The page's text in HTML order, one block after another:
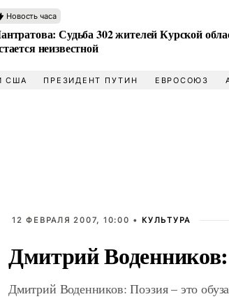
Новость часа
Судьба 302 жителей Курской
неизвестной
США ПРЕЗИДЕНТ ПУТИН ЕВРОСОЮЗ
12 ФЕВРАЛЯ 2007, 10:00 • КУЛЬТУРА
Дмитрий Воденников:
Дмитрий Воденников: Поэзия – это обуза